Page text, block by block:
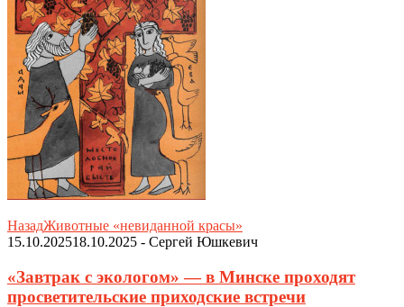
НазадЖивотные «невиданной красы»
15.10.202518.10.2025 - Сергей Юшкевич
«Завтрак с экологом» — в Минске проходят
просветительские приходские встречи